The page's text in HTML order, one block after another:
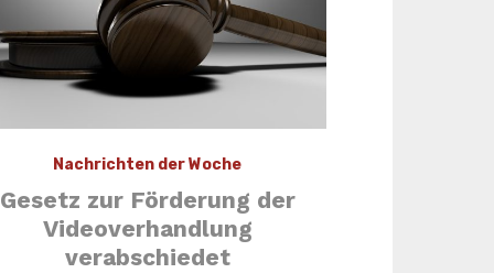
Nachrichten der Woche
Gesetz zur Förderung der
Videoverhandlung
verabschiedet